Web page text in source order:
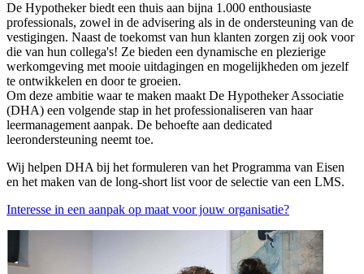
De Hypotheker biedt een thuis aan bijna 1.000 enthousiaste
professionals, zowel in de advisering als in de ondersteuning van de
vestigingen. Naast de toekomst van hun klanten zorgen zij ook voor
die van hun collega's! Ze bieden een dynamische en plezierige
werkomgeving met mooie uitdagingen en mogelijkheden om jezelf
te ontwikkelen en door te groeien.
Om deze ambitie waar te maken maakt De Hypotheker Associatie
(DHA) een volgende stap in het professionaliseren van haar
leermanagement aanpak. De behoefte aan dedicated
leerondersteuning neemt toe.
Wij helpen DHA bij het formuleren van het Programma van Eisen
en het maken van de long-short list voor de selectie van een LMS.
Interesse in een aanpak op maat voor jouw organisatie?